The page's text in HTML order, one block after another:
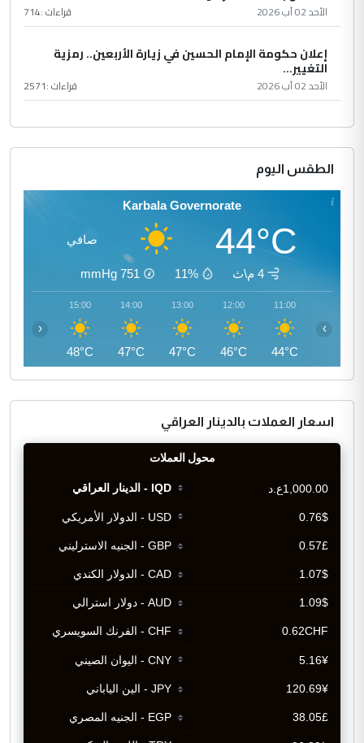
الأحد 02 آب 2026 قراءات :714
إعلان حكومة الإمام الحسين في زيارة الأربعين.. رمزية
التغيير...
الأحد 02 آب 2026 قراءات :2571
الطقس اليوم
Karbala Governorate
44°C صافي
4 م\ث 11%
751
mmHg
11:00
44°C
12:00
46°C
13:00
47°C
14:00
47°C
15:00
48°C
‹ ›
اسعار العملات بالدينار العراقي